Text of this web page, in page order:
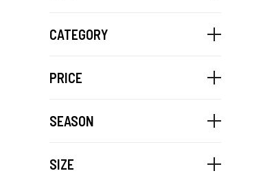
CATEGORY
PRICE
SEASON
SIZE